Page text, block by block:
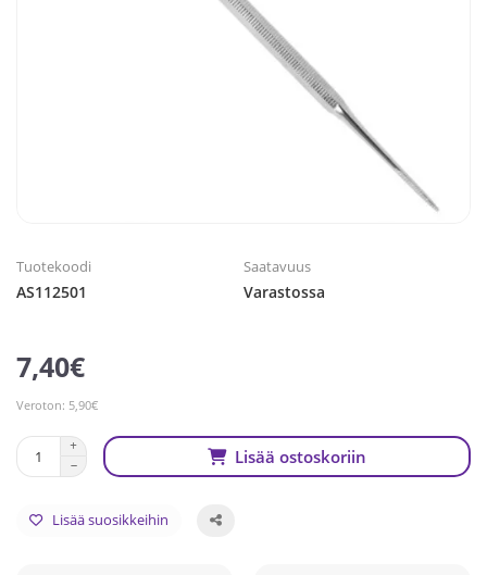
Tuotekoodi
AS112501
Saatavuus
Varastossa
7,40€
Veroton: 5,90€
Lisää ostoskoriin
Lisää suosikkeihin